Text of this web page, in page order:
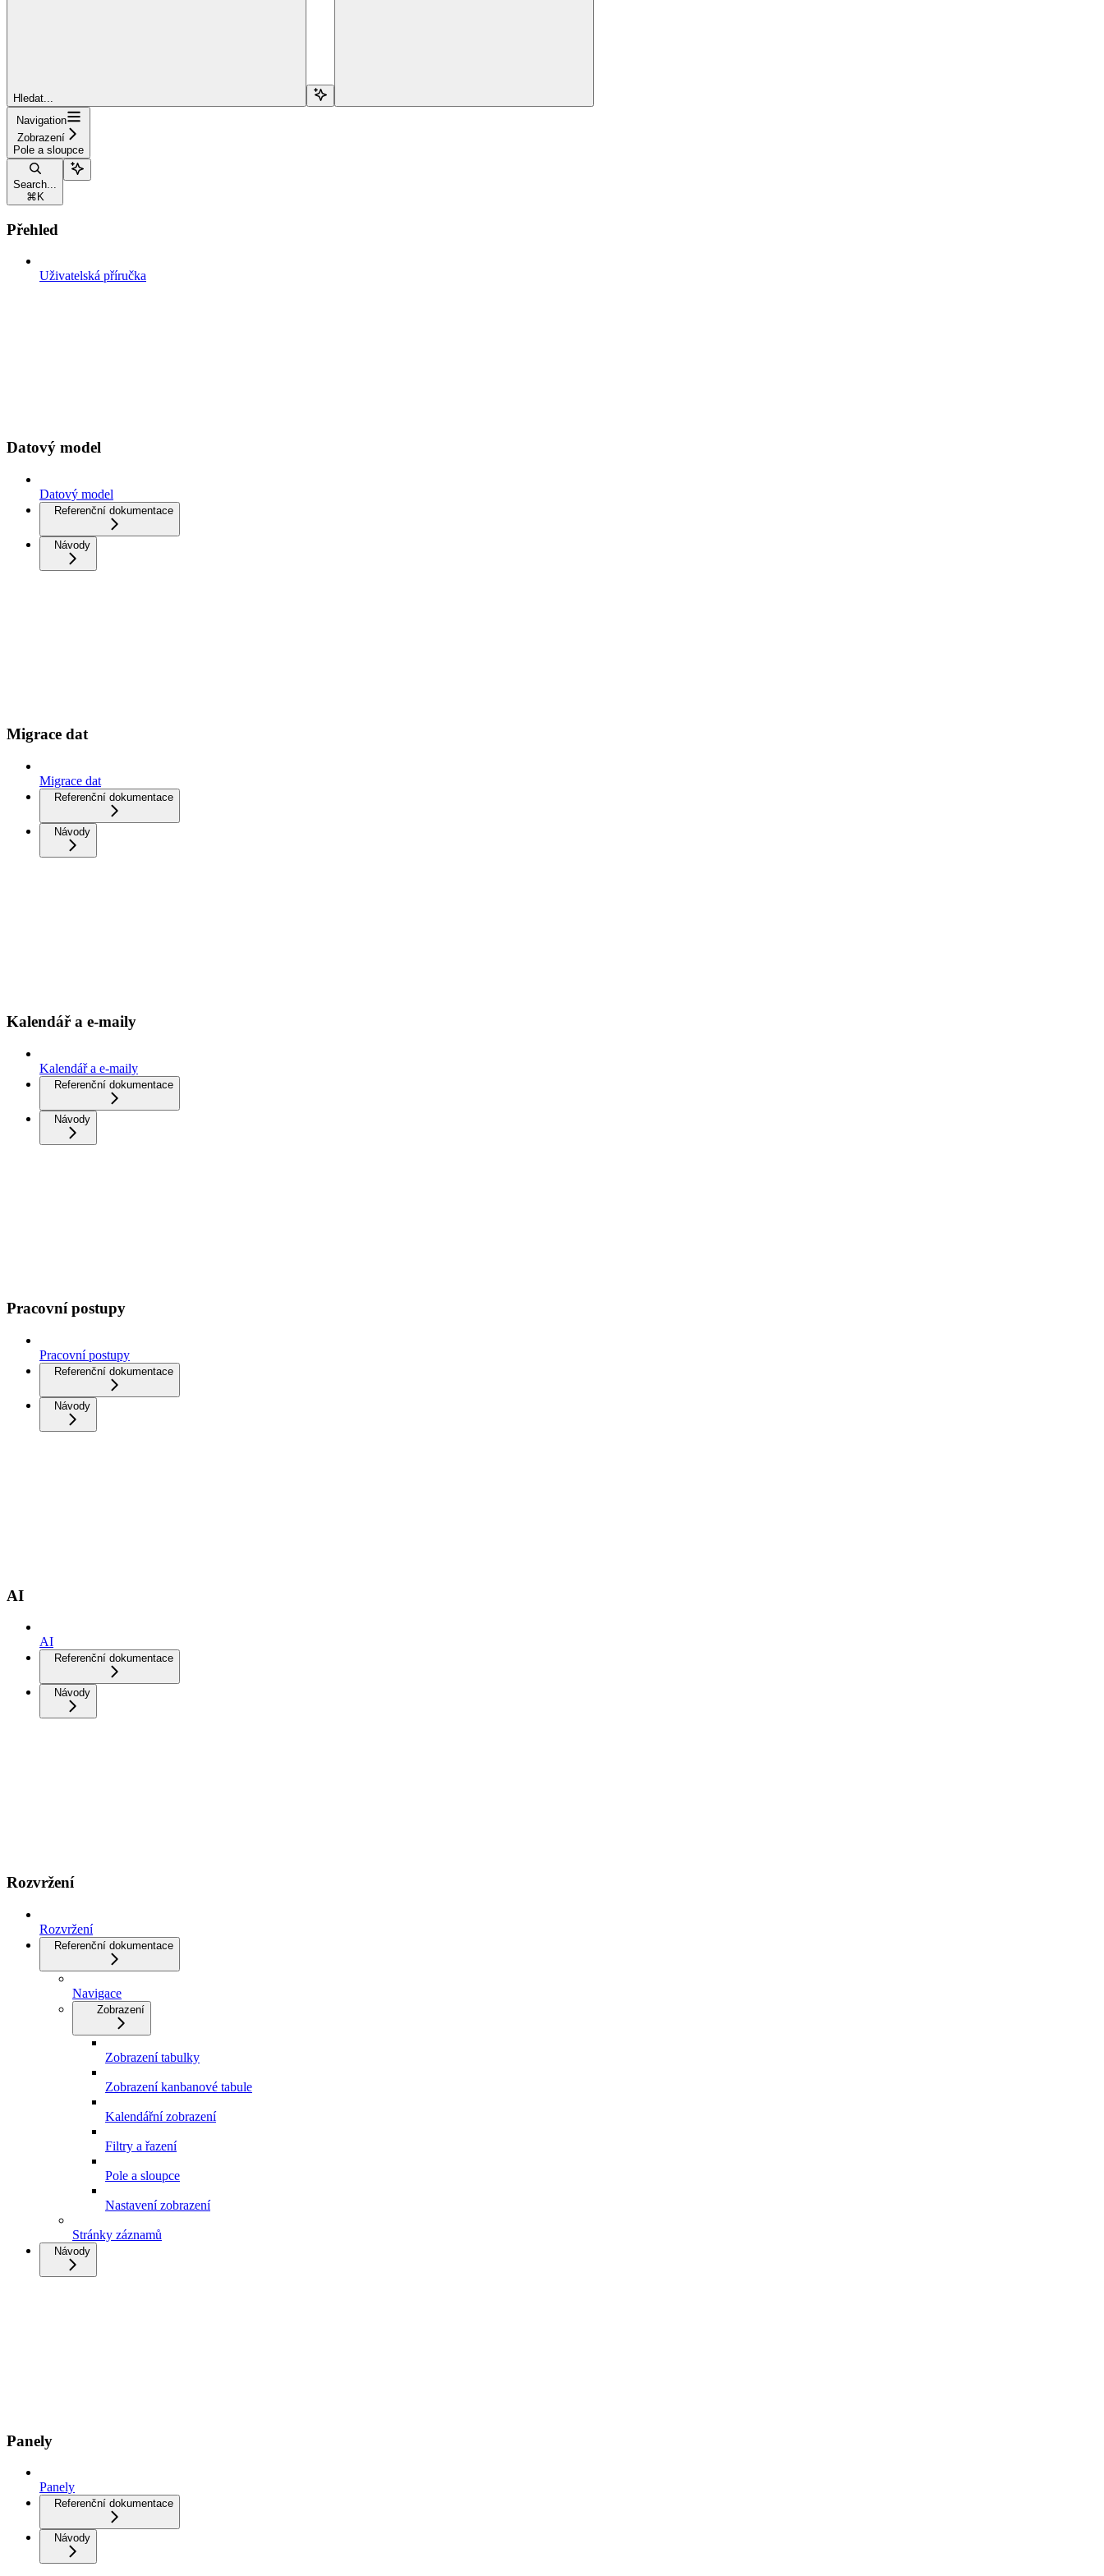
Hledat...
Navigation
Zobrazení
Pole a sloupce
Search...
⌘ K
Přehled
Uživatelská příručka
Datový model
Datový model
Referenční dokumentace
Návody
Migrace dat
Migrace dat
Referenční dokumentace
Návody
Kalendář a e-maily
Kalendář a e-maily
Referenční dokumentace
Návody
Pracovní postupy
Pracovní postupy
Referenční dokumentace
Návody
AI
AI
Referenční dokumentace
Návody
Rozvržení
Rozvržení
Referenční dokumentace
Navigace
Zobrazení
Zobrazení tabulky
Zobrazení kanbanové tabule
Kalendářní zobrazení
Filtry a řazení
Pole a sloupce
Nastavení zobrazení
Stránky záznamů
Návody
Panely
Panely
Referenční dokumentace
Návody